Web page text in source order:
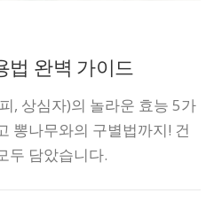
법 완벽 가이드
, 상심자)의 놀라운 효능 5가
뽕나무와의 구별법까지! 건
두 담았습니다.